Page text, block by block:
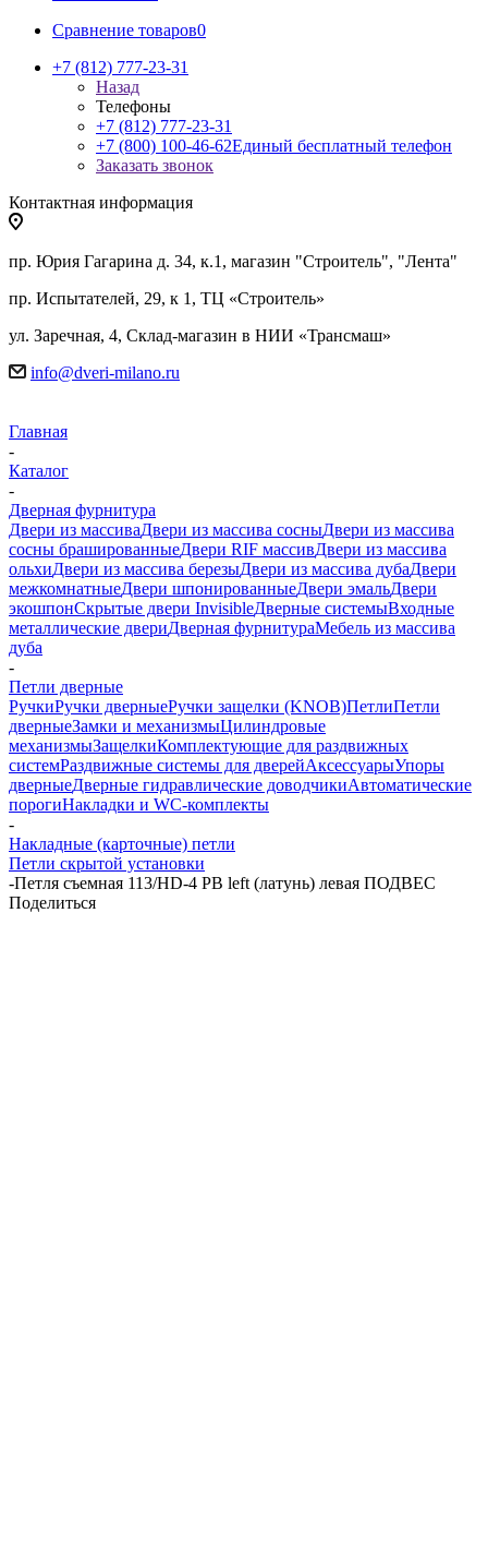
Сравнение товаров0
+7 (812) 777-23-31
Назад
Телефоны
+7 (812) 777-23-31
+7 (800) 100-46-62Единый бесплатный телефон
Заказать звонок
Контактная информация
пр. Юрия Гагарина д. 34, к.1, магазин "Строитель", "Лента"
пр. Испытателей, 29, к 1, ТЦ «Строитель»
ул. Заречная, 4, Склад-магазин в НИИ «Трансмаш»
info@dveri-milano.ru
Главная
-
Каталог
-
Дверная фурнитура
Двери из массиваДвери из массива сосныДвери из массива
сосны брашированныеДвери RIF массивДвери из массива
ольхиДвери из массива березыДвери из массива дубаДвери
межкомнатныеДвери шпонированныеДвери эмальДвери
экошпонСкрытые двери InvisibleДверные системыВходные
металлические двериДверная фурнитураМебель из массива
дуба
-
Петли дверные
РучкиРучки дверныеРучки защелки (KNOB)ПетлиПетли
дверныеЗамки и механизмыЦилиндровые
механизмыЗащелкиКомплектующие для раздвижных
системРаздвижные системы для дверейАксессуарыУпоры
дверныеДверные гидравлические доводчикиАвтоматические
порогиНакладки и WC-комплекты
-
Накладные (карточные) петли
Петли скрытой установки
-Петля съемная 113/HD-4 PB left (латунь) левая ПОДВЕС
Поделиться